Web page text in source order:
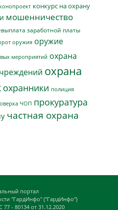
конкурс на охрану
мошенничество
заработной платы
оружия оружие
мероприятий охрана
охрана
охранники полиция
ЧОП прокуратура
частная охрана
портал
"ГардИнфо" ("ГардИнфо")
- 80134 от 31.12.2020